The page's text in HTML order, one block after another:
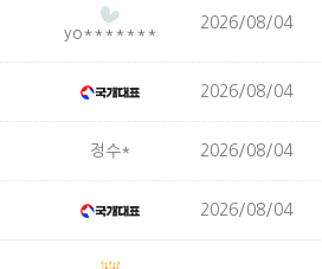
yo*******
2026/08/04
2026/08/04
정수* 2026/08/04
2026/08/04